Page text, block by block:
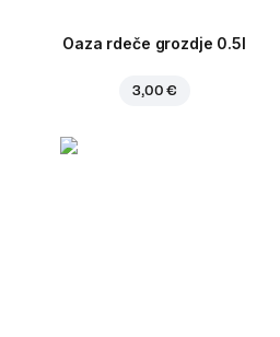
Oaza rdeče grozdje 0.5l
3,00 €